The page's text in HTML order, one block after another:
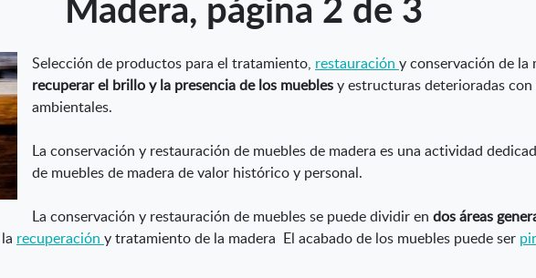
Selección de productos para el tratamiento, restauración y conservación de la
recuperar el brillo y la presencia de los mueblesy estructuras deterioradas
ambientales.
La conservación y restauración de muebles de madera es una actividad
de muebles de madera de valor histórico y personal.
La conservación y restauración de muebles se puede dividir en dos áreas
recuperación y tratamiento de la madera El acabado de los muebles puede ser